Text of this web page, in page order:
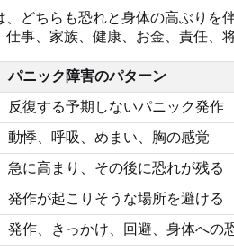
どちらも恐れと身体の高ぶり
事、家族、健康、お金、責任、
パニック障害のパターン
反復する予期しないパニック発作
動悸、呼吸、めまい、胸の感覚
急に高まり、その後に恐れが残る
発作が起こりそうな場所を避ける
発作、きっかけ、回避、身体への